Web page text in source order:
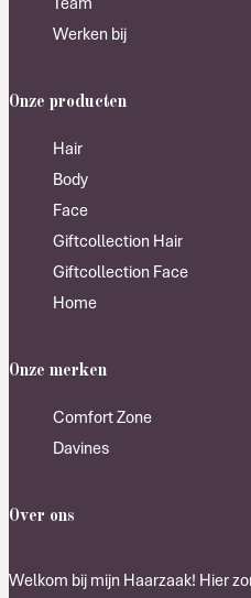
Werken bij
Onze producten
Hair
Body
Face
Giftcollection Hair
Giftcollection Face
Home
Onze merken
Comfort Zone
Davines
Over ons
Welkom bij mijn Haarzaak! Hier